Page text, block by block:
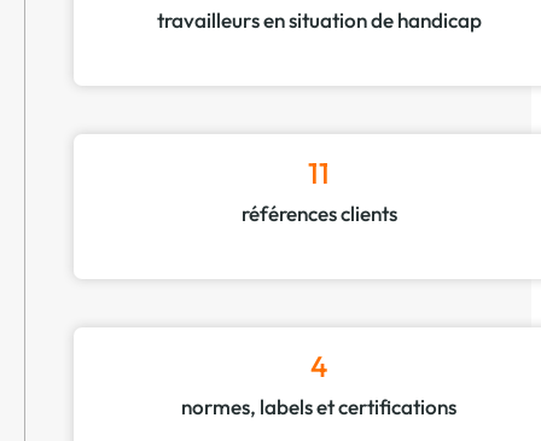
travailleurs en situation de handicap
11
références clients
4
normes, labels et certifications